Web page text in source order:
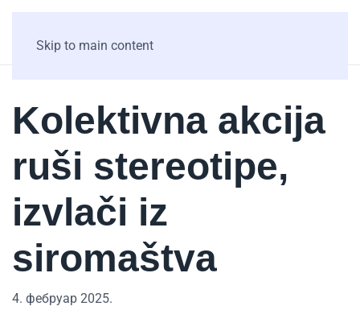
Skip to main content
Kolektivna akcija
ruši stereotipe,
izvlači iz
siromaštva
4. фебруар 2025.